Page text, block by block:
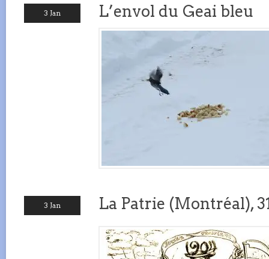
3 Jan L’envol du Geai bleu
3 Jan La Patrie (Montréal),